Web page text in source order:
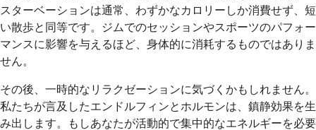
スターベーションは通常、わずかなカロリーしか消費せず、短
い散歩と同等です。ジムでのセッションやスポーツのパフォー
マンスに影響を与えるほど、身体的に消耗するものではありま
せん。
その後、一時的なリラクゼーションに気づくかもしれません。
私たちが言及したエンドルフィンとホルモンは、鎮静効果を生
み出します。もしあなたが活動的で集中的なエネルギーを必要